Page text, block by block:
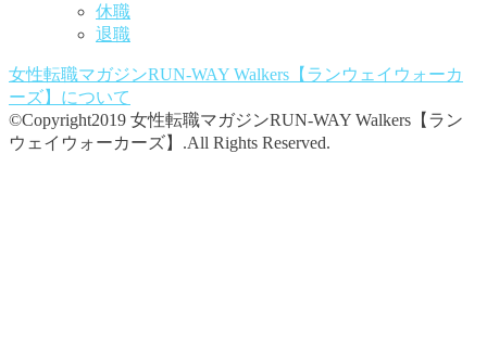
休職
退職
女性転職マガジンRUN-WAY Walkers【ランウェイウォーカ
ーズ】 について
©Copyright2019 女性転職マガジンRUN-WAY Walkers【ラン
ウェイウォーカーズ】.All Rights Reserved.